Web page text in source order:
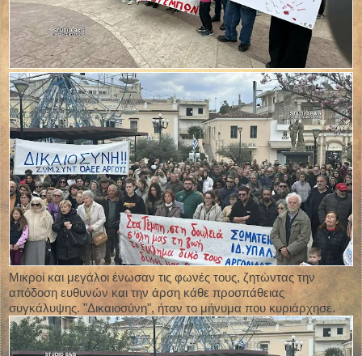
Μικροί και μεγάλοι ένωσαν τις φωνές τους, ζητώντας την
απόδοση ευθυνών και την άρση κάθε προσπάθειας
συγκάλυψης. "Δικαιοσύνη", ήταν το μήνυμα που κυριάρχησε.